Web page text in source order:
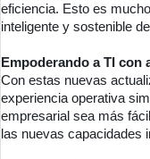
eficiencia. Esto es
inteligente y sostenible
Empoderando a TI
Con estas nuevas
experiencia operativa
empresarial sea más
las nuevas capacidades